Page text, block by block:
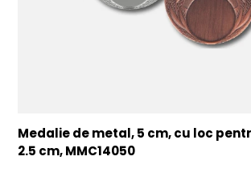
Medalie de metal, 5 cm, cu loc
2.5 cm, MMC14050